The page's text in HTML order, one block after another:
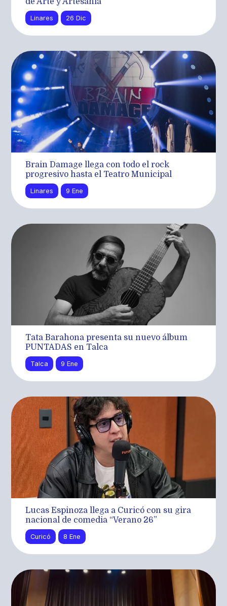
Linares 26 Dic
Brain Damage llega con todo el rock
progresivo hasta el Teatro Municipal
Linares 9 Ene
Tata Barahona presenta su nuevo álbum
PUNTADAS en Talca
Talca 9 Ene
Lucas Espinoza llega a Curicó con su gira
nacional de comedia “Verano ´26”
Curicó 8 Ene